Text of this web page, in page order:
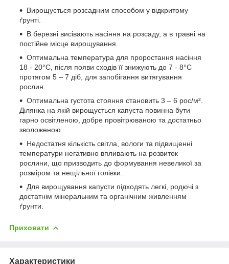
Вирощується розсадним способом у відкритому
ґрунті.
В березні висівають насіння на розсаду, а в травні на
постійне місце вирощування.
Оптимальна температура для проростання насіння
18 - 20°С, після появи сходів її знижують до 7 - 8°С
протягом 5 – 7 діб, для запобігання витягування
рослин.
Оптимальна густота стояння становить 3 – 6 рос/м².
Ділянка на якій вирощується капуста повинна бути
гарно освітленою, добре провітрюваною та достатньо
зволоженою.
Недостатня кількість світла, вологи та підвищенні
температури негативно впливають на розвиток
рослини, що призводить до формування невеликої за
розміром та нещільної голівки.
Для вирощування капусти підходять легкі, родючі з
достатнім мінеральним та органічним живленням
ґрунти.
Приховати
Характеристики